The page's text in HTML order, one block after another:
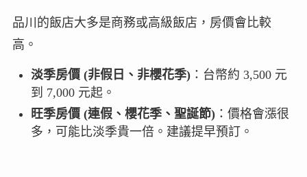
品川的飯店大多是商務或高級飯店，房價會比較
高。
淡季房價 (非假日、非櫻花季)：台幣約 3,500 元
到 7,000 元起。
旺季房價 (連假、櫻花季、聖誕節)：價格會漲很
多，可能比淡季貴一倍。建議提早預訂。